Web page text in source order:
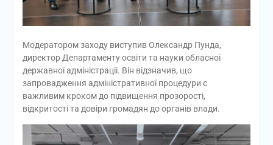
Модератором заходу виступив Олександр Пунда,
директор Департаменту освіти та науки обласної
державної адміністрації. Він відзначив, що
запровадження адміністративної процедури є
важливим кроком до підвищення прозорості,
відкритості та довіри громадян до органів влади.